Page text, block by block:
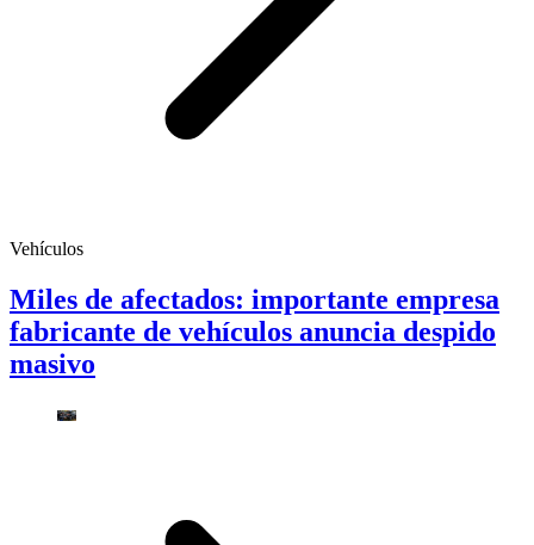
Vehículos
Miles de afectados: importante empresa
fabricante de vehículos anuncia despido
masivo